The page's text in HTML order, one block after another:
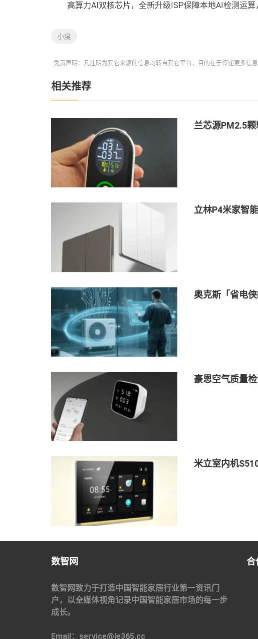
高算力AI双核芯片，全新升级ISP保障本地AI检测运算
小度
免责声明：凡注明为其它来源的信息均转自其它平台，目的在于传递更多信
相关推荐
兰芯源PM2.5
立林P4米家智
奥克斯「省电
豪恩空气质量
米立室内机
数智网
数智网致力于打造中国智能家居行业第一资讯门
户，以全媒体视角记录中国智能家居市场的每一步
成长。
Email：service@le365.cc
合